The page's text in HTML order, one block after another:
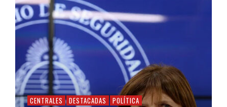
CENTRALES DESTACADAS POLÍTICA